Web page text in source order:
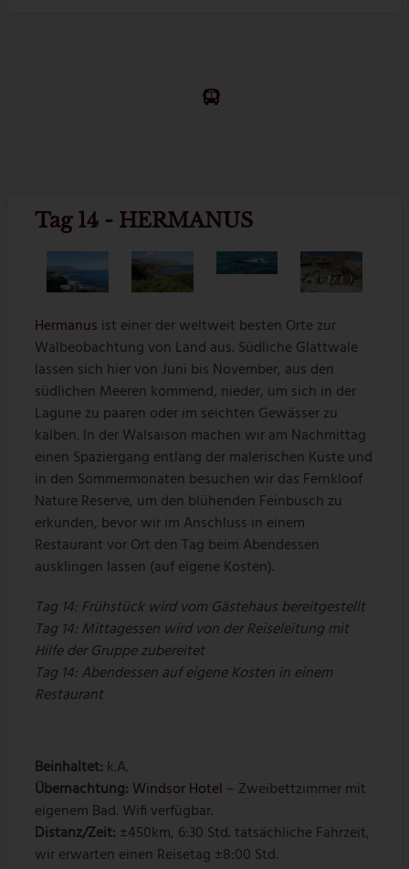
Tag 14 - HERMANUS
Hermanus ist einer der weltweit besten Orte zur
Walbeobachtung von Land aus. Südliche Glattwale
lassen sich hier von Juni bis November, aus den
südlichen Meeren kommend, nieder, um sich in der
Lagune zu paaren oder im seichten Gewässer zu
kalben. In der Walsaison machen wir am Nachmittag
einen Spaziergang entlang der malerischen Küste und
in den Sommermonaten besuchen wir das Fernkloof
Nature Reserve, um den blühenden Feinbusch zu
erkunden, bevor wir im Anschluss in einem
Restaurant vor Ort den Tag beim Abendessen
ausklingen lassen (auf eigene Kosten).
Tag 14: Frühstück wird vom Gästehaus bereitgestellt
Tag 14: Mittagessen wird von der Reiseleitung mit
Hilfe der Gruppe zubereitet
Tag 14: Abendessen auf eigene Kosten in einem
Restaurant
Beinhaltet: k.A.
Übernachtung: Windsor Hotel – Zweibettzimmer mit
eigenem Bad. Wifi verfügbar.
Distanz/Zeit: ±450km, 6:30 Std. tatsächliche Fahrzeit,
wir erwarten einen Reisetag ±8:00 Std.